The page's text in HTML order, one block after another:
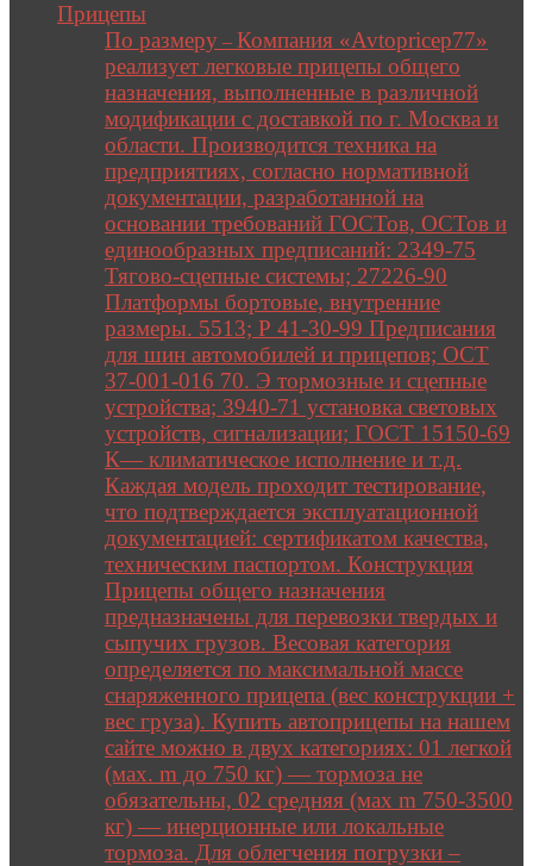
Прицепы
По размеру – Компания «Avtopricep77»
реализует легковые прицепы общего
назначения, выполненные в различной
модификации с доставкой по г. Москва и
области. Производится техника на
предприятиях, согласно нормативной
документации, разработанной на
основании требований ГОСТов, ОСТов и
единообразных предписаний: 2349-75
Тягово-сцепные системы; 27226-90
Платформы бортовые, внутренние
размеры. 5513; Р 41-30-99 Предписания
для шин автомобилей и прицепов; ОСТ
37-001-016 70. Э тормозные и сцепные
устройства; 3940-71 установка световых
устройств, сигнализации; ГОСТ 15150-69
К— климатическое исполнение и т.д.
Каждая модель проходит тестирование,
что подтверждается эксплуатационной
документацией: сертификатом качества,
техническим паспортом. Конструкция
Прицепы общего назначения
предназначены для перевозки твердых и
сыпучих грузов. Весовая категория
определяется по максимальной массе
снаряженного прицепа (вес конструкции +
вес груза). Купить автоприцепы на нашем
сайте можно в двух категориях: 01 легкой
(мах. m до 750 кг) — тормоза не
обязательны, 02 средняя (мах m 750-3500
кг) — инерционные или локальные
тормоза. Для облегчения погрузки –